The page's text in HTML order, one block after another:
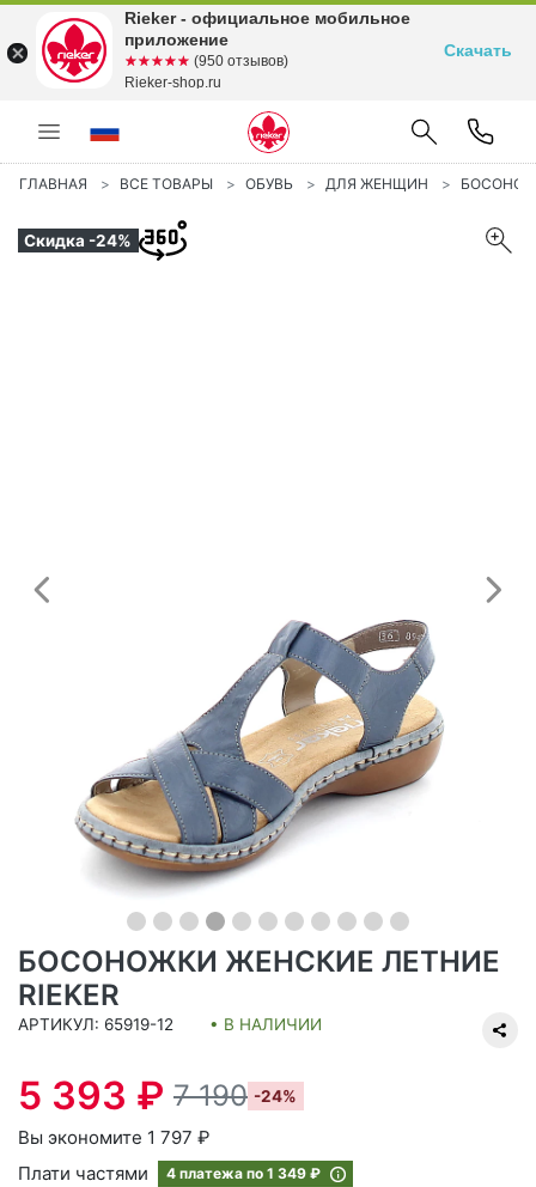
ГЛАВНАЯ ВСЕ ТОВАРЫ ОБУВЬ ДЛЯ ЖЕНЩИН
Скидка -24%
Предыдущий
БОСОНОЖКИ ЖЕНСКИЕ ЛЕТНИЕ
RIEKER
АРТИКУЛ: 65919-12 • В НАЛИЧИИ
5 393 ₽ 7 190 -24%
Вы экономите 1 797 ₽
Плати частями
4 платежа по 1 349 ₽
Rieker - официальное мобильное
приложение
☆☆☆☆☆
★★★★★ (950 отзывов)
Rieker-shop.ru
Скачать